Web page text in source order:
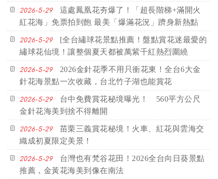
2026-5-29
這處鳳凰花夯爆了！「超長階梯+滿開火
紅花海」免票拍到飽 最美「爆滿花況」躋身新熱點
2026-5-29
[全台繡球花景點推薦！盤點賞花迷最愛的
繡球花仙境！讓整個夏天都被萬紫千紅熱烈圍繞
2026-5-29
2026金針花季不用只衝花東！全台6大金
針花海景點一次收藏，台北竹子湖也能賞花
2026-5-29
台中免費賞花秘境曝光！ 560平方公尺
金針花海美到捨不得離開
2026-5-29
苗栗三義賞花秘境！火車、紅花與雲海交
織成初夏限定美景！
2026-5-29
台灣也有梵谷花田！2026全台向日葵景點
推薦，金黃花海美到像在南法